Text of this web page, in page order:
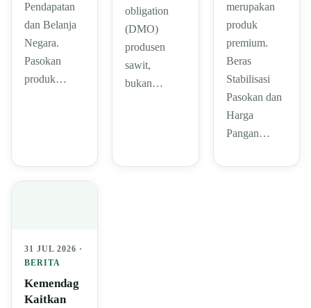
Pendapatan
dan Belanja
Negara.
Pasokan
produk…
obligation
(DMO)
produsen
sawit,
bukan…
merupakan
produk
premium.
Beras
Stabilisasi
Pasokan dan
Harga
Pangan…
31 JUL 2026 ·
BERITA
Kemendag
Kaitkan